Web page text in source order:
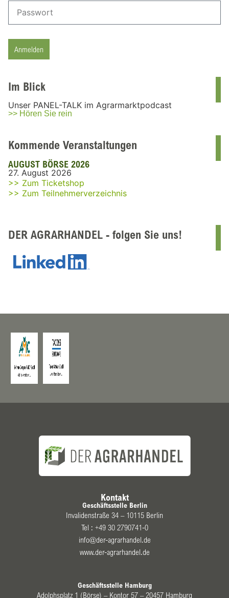
Anmelden
Im Blick
Unser PANEL-TALK im Agrarmarktpodcast
>> Hören Sie rein
Kommende Veranstaltungen
AUGUST BÖRSE 2026
27. August 2026
>> Zum Ticketshop
>> Zum Teilnehmerverzeichnis
DER AGRARHANDEL - folgen Sie uns!
Kontakt
Geschäftsstelle Berlin
Invalidenstraße 34 – 10115 Berlin
Tel : +49 30 2790741-0
info@der-agrarhandel.de
www.der-agrarhandel.de
Geschäftsstelle Hamburg
Adolphsplatz 1 (Börse) – Kontor 57 – 20457 Hamburg